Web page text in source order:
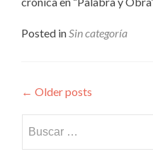
Posted inSin categoría
← Older posts